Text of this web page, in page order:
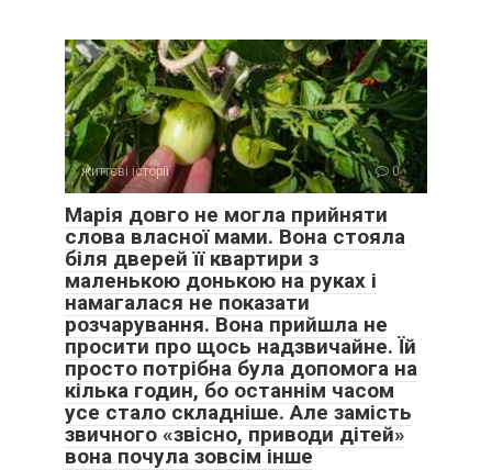
життєві історії 0
Марія довго не могла прийняти
слова власної мами. Вона стояла
біля дверей її квартири з
маленькою донькою на руках і
намагалася не показати
розчарування. Вона прийшла не
просити про щось надзвичайне. Їй
просто потрібна була допомога на
кілька годин, бо останнім часом
усе стало складніше. Але замість
звичного «звісно, приводи дітей»
вона почула зовсім інше